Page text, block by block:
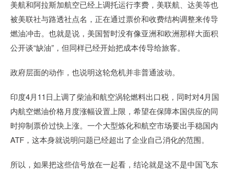
美航和阿拉斯加航空已经上调托运行李费，美联航、达美等也
被美联社与路透社点名，正在通过票价和收费结构调整来传导
燃油冲击。也就是说，美国暂时没有像亚洲和欧洲那样大面积
公开谈“缺油”，但同样已经开始把成本传导给旅客。
政府层面的动作，也说明这轮危机并非普通波动。
印度4月11日上调了柴油和航空涡轮燃料出口税，同时对4月国
内航空燃油价格月度涨幅设置上限，希望在保障本国供应的同
时抑制票价过快上涨。一个大型炼化和航空市场要出手稳国内
ATF，这本身就说明问题已经超出了企业自己消化的范围。
所以，如果把这些信号放在一起看，结论就是这不是中国飞东